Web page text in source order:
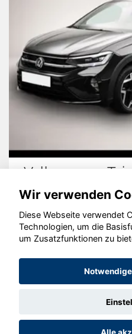
Volkswagen
©
Wir verwenden
Diese Webseite verwendet
Technologien, um die
um Zusatzfunktionen zu